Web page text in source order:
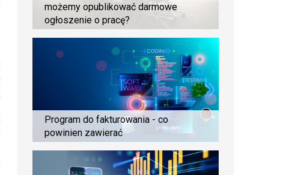
możemy opublikować darmowe
ogłoszenie o pracę?
Program do fakturowania - co
powinien zawierać